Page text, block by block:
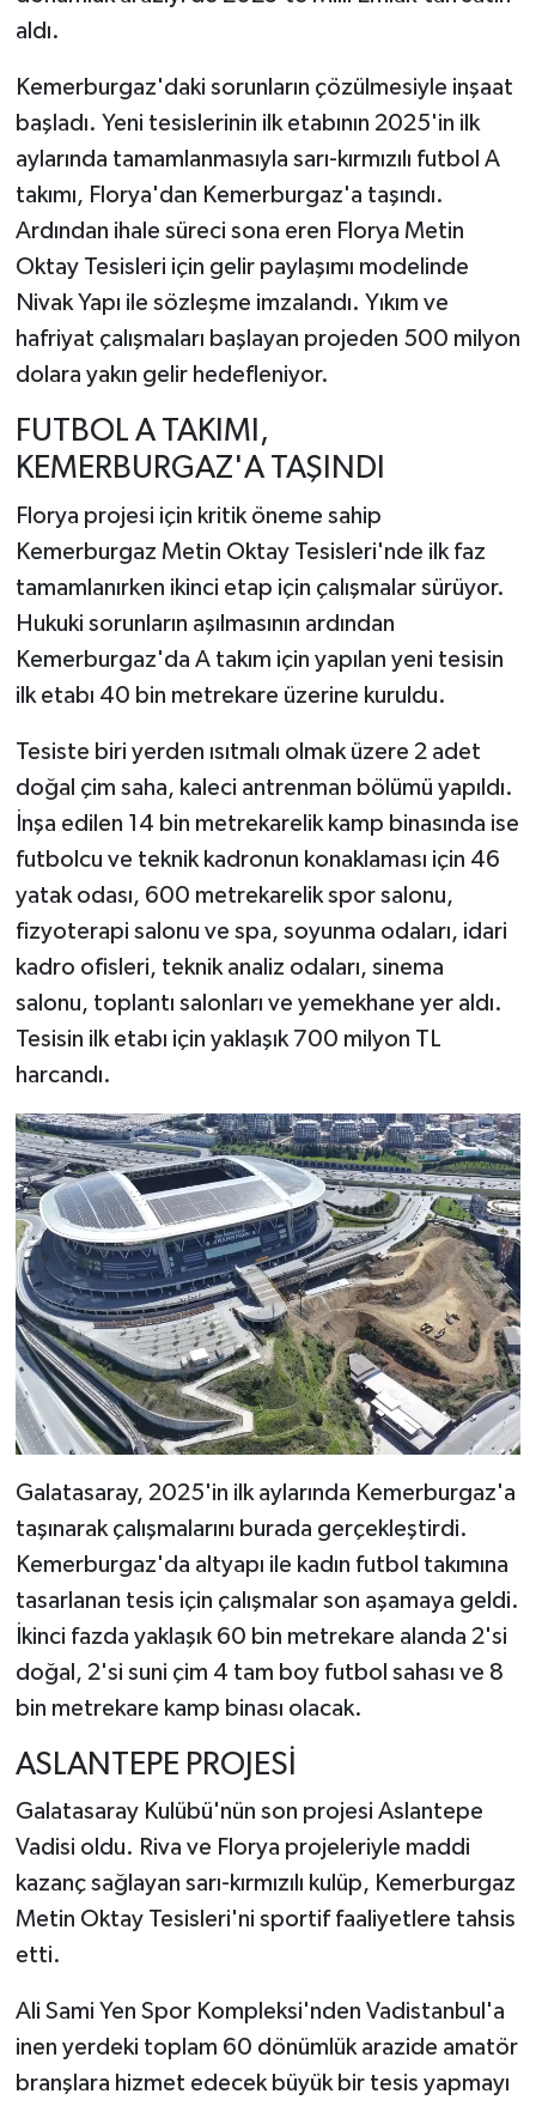
aldı.
Kemerburgaz'daki sorunların çözülmesiyle inşaat
başladı. Yeni tesislerinin ilk etabının 2025'in ilk
aylarında tamamlanmasıyla sarı-kırmızılı futbol A
takımı, Florya'dan Kemerburgaz'a taşındı.
Ardından ihale süreci sona eren Florya Metin
Oktay Tesisleri için gelir paylaşımı modelinde
Nivak Yapı ile sözleşme imzalandı. Yıkım ve
hafriyat çalışmaları başlayan projeden 500 milyon
dolara yakın gelir hedefleniyor.
FUTBOL A TAKIMI,
KEMERBURGAZ'A TAŞINDI
Florya projesi için kritik öneme sahip
Kemerburgaz Metin Oktay Tesisleri'nde ilk faz
tamamlanırken ikinci etap için çalışmalar sürüyor.
Hukuki sorunların aşılmasının ardından
Kemerburgaz'da A takım için yapılan yeni tesisin
ilk etabı 40 bin metrekare üzerine kuruldu.
Tesiste biri yerden ısıtmalı olmak üzere 2 adet
doğal çim saha, kaleci antrenman bölümü yapıldı.
İnşa edilen 14 bin metrekarelik kamp binasında ise
futbolcu ve teknik kadronun konaklaması için 46
yatak odası, 600 metrekarelik spor salonu,
fizyoterapi salonu ve spa, soyunma odaları, idari
kadro ofisleri, teknik analiz odaları, sinema
salonu, toplantı salonları ve yemekhane yer aldı.
Tesisin ilk etabı için yaklaşık 700 milyon TL
harcandı.
Galatasaray, 2025'in ilk aylarında Kemerburgaz'a
taşınarak çalışmalarını burada gerçekleştirdi.
Kemerburgaz'da altyapı ile kadın futbol takımına
tasarlanan tesis için çalışmalar son aşamaya geldi.
İkinci fazda yaklaşık 60 bin metrekare alanda 2'si
doğal, 2'si suni çim 4 tam boy futbol sahası ve 8
bin metrekare kamp binası olacak.
ASLANTEPE PROJESİ
Galatasaray Kulübü'nün son projesi Aslantepe
Vadisi oldu. Riva ve Florya projeleriyle maddi
kazanç sağlayan sarı-kırmızılı kulüp, Kemerburgaz
Metin Oktay Tesisleri'ni sportif faaliyetlere tahsis
etti.
Ali Sami Yen Spor Kompleksi'nden Vadistanbul'a
inen yerdeki toplam 60 dönümlük arazide amatör
branşlara hizmet edecek büyük bir tesis yapmayı